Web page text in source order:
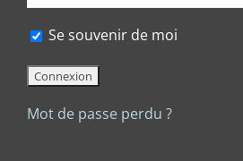
Se souvenir de moi
Mot de passe perdu ?